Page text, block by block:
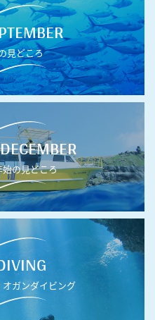
見どころ
の見どころ
ガンダイビング